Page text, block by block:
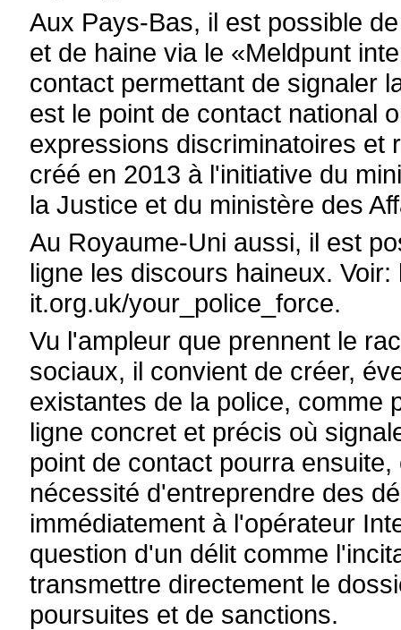
Aux Pays-Bas, il est possible
et de haine via le «Meldpunt
contact permettant de signaler
est le point de contact national
expressions discriminatoires et
créé en 2013 à l'initiative du
la Justice et du ministère des
Au Royaume-Uni aussi, il est
ligne les discours haineux.
it.org.uk/your_police_force.
Vu l'ampleur que prennent le
sociaux, il convient de créer,
existantes de la police, comme
ligne concret et précis où
point de contact pourra
nécessité d'entreprendre des
immédiatement à l'opérateur
question d'un délit comme
transmettre directement le
poursuites et de sanctions.